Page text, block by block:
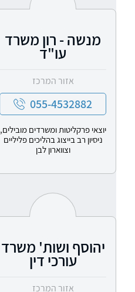
מנשה - רון משרד
עו"ד
אזור המרכז
055-4532882
יוצאי פרקליטות ומשרדים מובילים,
ניסיון רב בייצוג בהליכים פליליים
וצווארון לבן
יהוסף ושות' משרד
עורכי דין
אזור המרכז